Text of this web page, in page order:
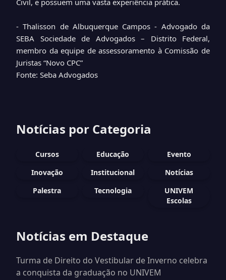
Civil, e possuem uma vasta experiência prática.
- Thalisson de Albuquerque Campos - Advogado da
SEBA Sociedade de Advogados – Distrito Federal,
membro da equipe de assessoramento à Comissão de
Juristas “Novo CPC”
Fonte: Seba Advogados
Notícias por Categoria
Cursos Educação
Evento
Inovação
Institucional
Notícias
Palestra
Tecnologia
UNIVEM
Escolas
Notícias em Destaque
Turma de Direito do Vestibular de Inverno celebra
a conquista da graduação no UNIVEM